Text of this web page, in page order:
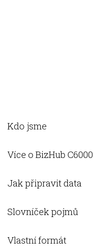
Kdo jsme
Více o BizHub C6000
Jak připravit data
Slovníček pojmů
Vlastní formát